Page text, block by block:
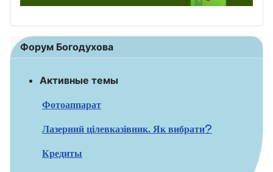
Форум Богодухова
Активные темы
Фотоаппарат
Лазерний цілевказівник. Як вибрати?
Кредиты